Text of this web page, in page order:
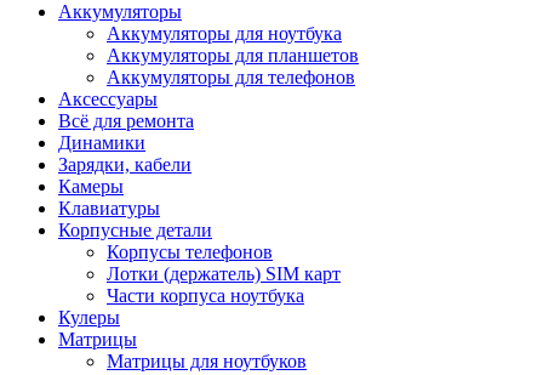
Аккумуляторы
Аккумуляторы для ноутбука
Аккумуляторы для планшетов
Аккумуляторы для телефонов
Аксессуары
Всё для ремонта
Динамики
Зарядки, кабели
Камеры
Клавиатуры
Корпусные детали
Корпусы телефонов
Лотки (держатель) SIM карт
Части корпуса ноутбука
Кулеры
Матрицы
Матрицы для ноутбуков